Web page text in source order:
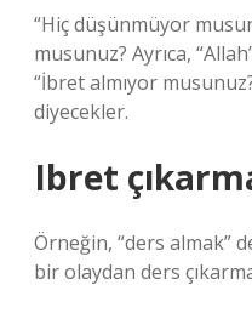
“Hiç düşünmüyor
musunuz? Ayrıca,
“İbret almıyor
diyecekler.
Ibret
Örneğin, “ders almak”
bir olaydan ders